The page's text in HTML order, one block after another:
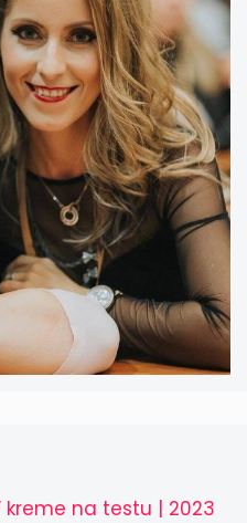
kreme na testu | 2023